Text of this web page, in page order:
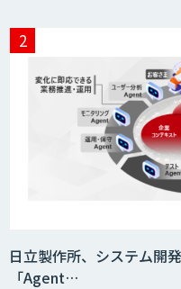
チャッ
日立製作所、システム開
「Agent…